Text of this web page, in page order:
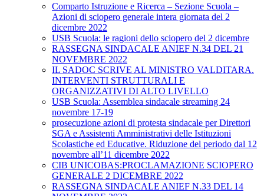
Comparto Istruzione e Ricerca – Sezione Scuola –
Azioni di sciopero generale intera giornata del 2
dicembre 2022
USB Scuola: le ragioni dello sciopero del 2 dicembre
RASSEGNA SINDACALE ANIEF N.34 DEL 21
NOVEMBRE 2022
IL SADOC SCRIVE AL MINISTRO VALDITARA.
INTERVENTI STRUTTURALI E
ORGANIZZATIVI DI ALTO LIVELLO
USB Scuola: Assemblea sindacale streaming 24
novembre 17-19
prosecuzione azioni di protesta sindacale per Direttori
SGA e Assistenti Amministrativi delle Istituzioni
Scolastiche ed Educative. Riduzione del periodo dal 12
novembre all’11 dicembre 2022
CIB UNICOBAS:PROCLAMAZIONE SCIOPERO
GENERALE 2 DICEMBRE 2022
RASSEGNA SINDACALE ANIEF N.33 DEL 14